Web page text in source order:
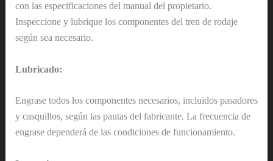
con las especificaciones del manual del propietario.
Inspeccione y lubrique los componentes del tren de rodaje
según sea necesario.
Lubricado:
Engrase todos los componentes necesarios, incluidos pasadores
y casquillos, según las pautas del fabricante. La frecuencia de
engrase dependerá de las condiciones de funcionamiento.